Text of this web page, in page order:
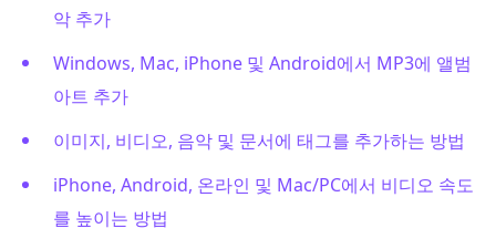
악 추가
Windows, Mac, iPhone 및 Android에서 MP3에 앨범
아트 추가
이미지, 비디오, 음악 및 문서에 태그를 추가하는 방법
iPhone, Android, 온라인 및 Mac/PC에서 비디오 속도
를 높이는 방법